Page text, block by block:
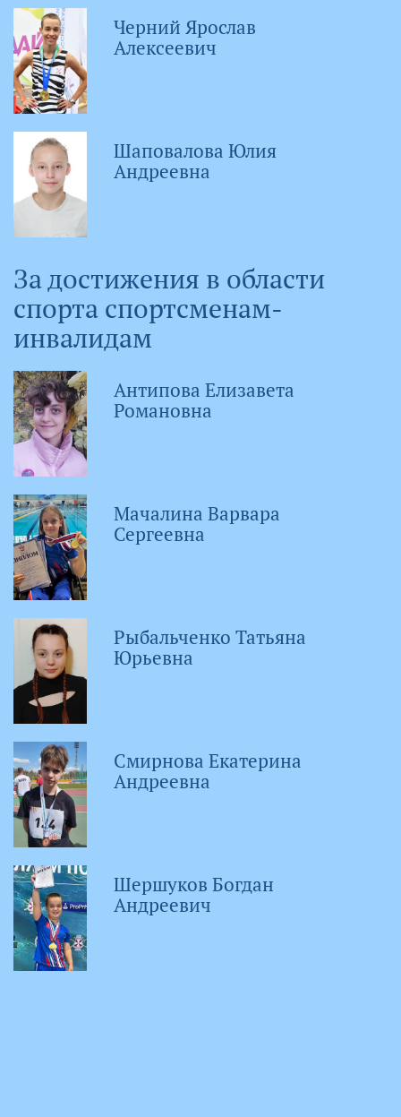
Черний Ярослав
Алексеевич
Шаповалова Юлия
Андреевна
За достижения в области
спорта спортсменам-
инвалидам
Антипова Елизавета
Романовна
Мачалина Варвара
Сергеевна
Рыбальченко Татьяна
Юрьевна
Смирнова Екатерина
Андреевна
Шершуков Богдан
Андреевич